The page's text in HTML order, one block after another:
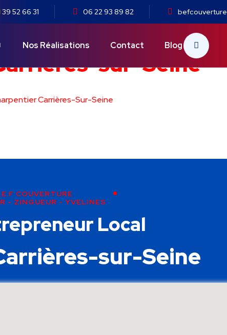
39 52 66 31 06 22 93 89 82
Nos Réalisations Contact Blog
sur-Seine
Carrières-Sur-Seine
COUVERTURE
- ZINGUEUR - YVELINES
Local
sur-Seine